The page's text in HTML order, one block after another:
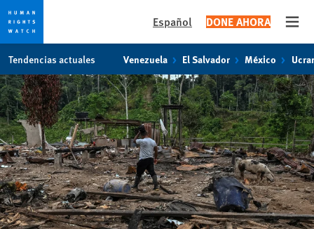
cookie
privacy
notice
main
content
Español DONE AHORA
Tendencias actuales Venezuela El Salvador México